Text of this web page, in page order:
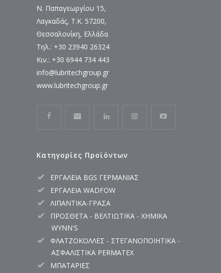
Ν. Παπαγεωργίου 15,
Λαγκαδάς, Τ.Κ. 57200,
Θεσσαλονίκη, Ελλάδα
Τηλ.: +30 23940 26324
Κιν.: +30 6944 734 443
info@lubritechgroup.gr
www.lubritechgroup.gr
Κατηγορίες Προϊόντων
ΕΡΓΑΛΕΙΑ BGS ΓΕΡΜΑΝΙΑΣ
ΕΡΓΑΛΕΙΑ WADFOW
ΛΙΠΑΝΤΙΚΑ-ΓΡΑΣΑ
ΠΡΟΣΘΕΤΑ - ΒΕΛΤΙΩΤΙΚΑ - ΧΗΜΙΚΑ
WYNN'S
ΦΛΑΤΖΟΚΟΛΛΕΣ - ΣΤΕΓΑΝΟΠΟΙΗΤΙΚΑ -
ΑΣΦΑΛΙΣΤΙΚΑ PERMATEX
ΜΠΑΤΑΡΙΕΣ